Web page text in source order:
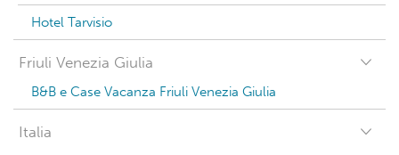
Hotel Tarvisio
Friuli Venezia Giulia
B&B e Case Vacanza Friuli Venezia Giulia
Italia